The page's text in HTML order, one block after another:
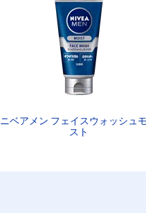
ニベアメン フェイスウォッシュ
スト